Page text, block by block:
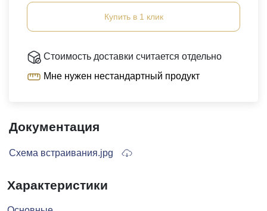
Документация
Схема встраивания.jpg
Купить в 1 клик
Стоимость доставки считается отдельно
Мне нужен нестандартный продукт
Характеристики